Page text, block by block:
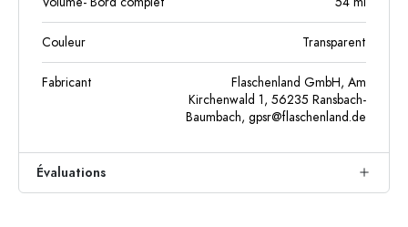
Couleur Transparent
Fabricant
Flaschenland GmbH, Am
Kirchenwald 1, 56235 Ransbach-
Baumbach, gpsr@flaschenland.de
Évaluations